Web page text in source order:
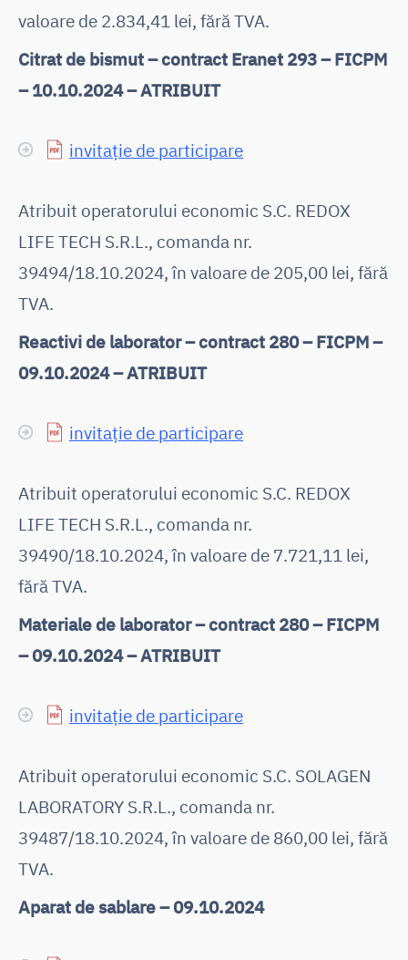
valoare de 2.834,41 lei, fără TVA.
Citrat de bismut – contract Eranet 293 – FICPM
– 10.10.2024 – ATRIBUIT
invitație de participare
Atribuit operatorului economic S.C. REDOX
LIFE TECH S.R.L., comanda nr.
39494/18.10.2024, în valoare de 205,00 lei, fără
TVA.
Reactivi de laborator – contract 280 – FICPM –
09.10.2024 – ATRIBUIT
invitație de participare
Atribuit operatorului economic S.C. REDOX
LIFE TECH S.R.L., comanda nr.
39490/18.10.2024, în valoare de 7.721,11 lei,
fără TVA.
Materiale de laborator – contract 280 – FICPM
– 09.10.2024 – ATRIBUIT
invitație de participare
Atribuit operatorului economic S.C. SOLAGEN
LABORATORY S.R.L., comanda nr.
39487/18.10.2024, în valoare de 860,00 lei, fără
TVA.
Aparat de sablare – 09.10.2024